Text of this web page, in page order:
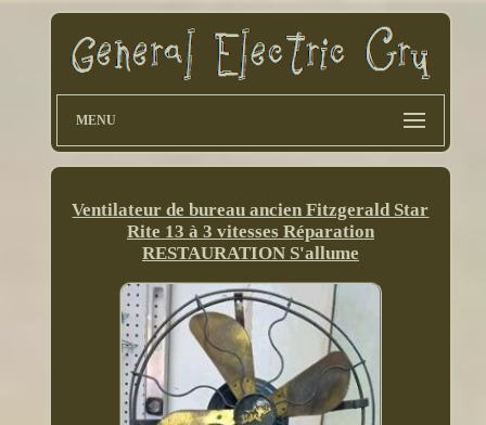
MENU
Ventilateur de bureau ancien Fitzgerald Star
Rite 13 à 3 vitesses Réparation
RESTAURATION S'allume